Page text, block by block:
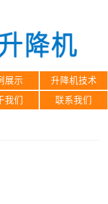
展示
升降机技术
我们 联系我们